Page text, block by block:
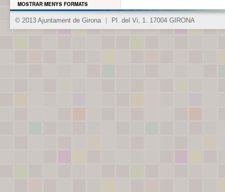
MOSTRAR MENYS FORMATS
© 2013 Ajuntament de Girona Pl. del Vi, 1. 17004 GIRONA